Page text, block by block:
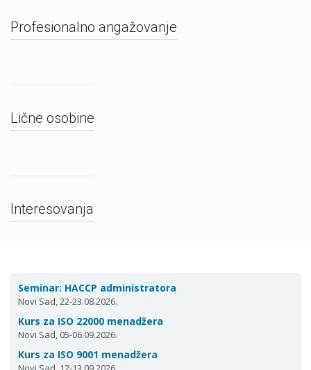
Profesionalno angažovanje
Lične osobine
Interesovanja
Seminar: HACCP administratora
Novi Sad, 22-23.08.2026.
Kurs za ISO 22000 menadžera
Novi Sad, 05-06.09.2026.
Kurs za ISO 9001 menadžera